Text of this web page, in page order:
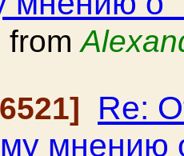
from
Re:
мнению